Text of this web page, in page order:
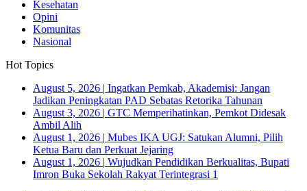
Kesehatan
Opini
Komunitas
Nasional
Hot Topics
August 5, 2026 | Ingatkan Pemkab, Akademisi: Jangan
Jadikan Peningkatan PAD Sebatas Retorika Tahunan
August 3, 2026 | GTC Memperihatinkan, Pemkot Didesak
Ambil Alih
August 1, 2026 | Mubes IKA UGJ: Satukan Alumni, Pilih
Ketua Baru dan Perkuat Jejaring
August 1, 2026 | Wujudkan Pendidikan Berkualitas, Bupati
Imron Buka Sekolah Rakyat Terintegrasi 1